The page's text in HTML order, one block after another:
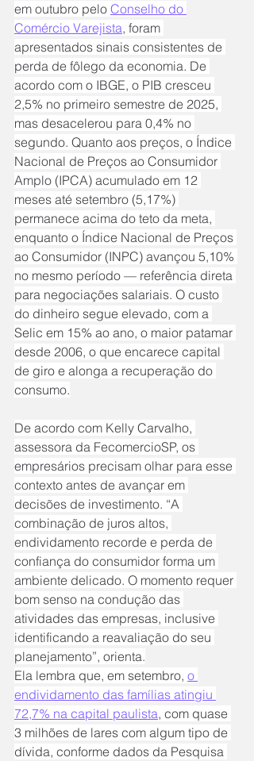
em outubro pelo Conselho do
Comércio Varejista, foram
apresentados sinais consistentes de
perda de fôlego da economia. De
acordo com o IBGE, o PIB cresceu
2,5% no primeiro semestre de 2025,
mas desacelerou para 0,4% no
segundo. Quanto aos preços, o Índice
Nacional de Preços ao Consumidor
Amplo (IPCA) acumulado em 12
meses até setembro (5,17%)
permanece acima do teto da meta,
enquanto o Índice Nacional de Preços
ao Consumidor (INPC) avançou 5,10%
no mesmo período — referência direta
para negociações salariais. O custo
do dinheiro segue elevado, com a
Selic em 15% ao ano, o maior patamar
desde 2006, o que encarece capital
de giro e alonga a recuperação do
consumo.
De acordo com Kelly Carvalho,
assessora da FecomercioSP, os
empresários precisam olhar para esse
contexto antes de avançar em
decisões de investimento. “A
combinação de juros altos,
endividamento recorde e perda de
confiança do consumidor forma um
ambiente delicado. O momento requer
bom senso na condução das
atividades das empresas, inclusive
identificando a reavaliação do seu
planejamento”, orienta.
Ela lembra que, em setembro, o
endividamento das famílias atingiu
72,7% na capital paulista, com quase
3 milhões de lares com algum tipo de
dívida, conforme dados da Pesquisa